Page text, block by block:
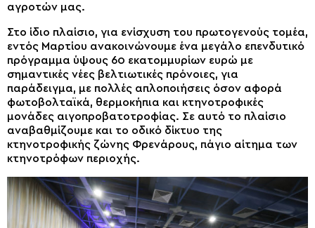
αγροτών μας.
Στο ίδιο πλαίσιο, για ενίσχυση του πρωτογενούς τομέα,
εντός Μαρτίου ανακοινώνουμε ένα μεγάλο επενδυτικό
πρόγραμμα ύψους 60 εκατομμυρίων ευρώ με
σημαντικές νέες βελτιωτικές πρόνοιες, για
παράδειγμα, με πολλές απλοποιήσεις όσον αφορά
φωτοβολταϊκά, θερμοκήπια και κτηνοτροφικές
μονάδες αιγοπροβατοτροφίας. Σε αυτό το πλαίσιο
αναβαθμίζουμε και το οδικό δίκτυο της
κτηνοτροφικής ζώνης Φρενάρους, πάγιο αίτημα των
κτηνοτρόφων περιοχής.